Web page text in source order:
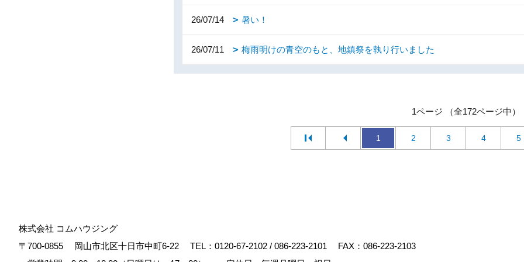
26/07/14 暑い！
26/07/11 梅雨明けの青空のもと、地鎮祭を執り行いました
1ページ （全172ページ中）
1 2 3 4 5
株式会社 コムハウジング
〒700-0855
岡山市北区十日市中町6-22 TEL： 0120-67-2102 / 086-223-2101
FAX：086-223-2103